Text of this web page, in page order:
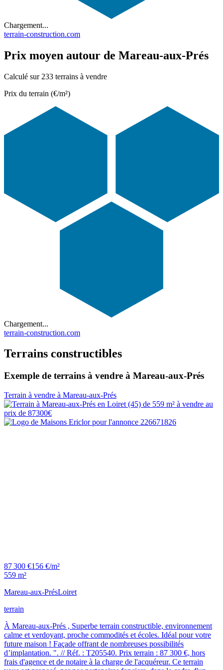
Chargement...
terrain-construction.com
Prix moyen autour de Mareau-aux-Prés
Calculé sur 233 terrains à vendre
Prix du terrain (€/m²)
Chargement...
terrain-construction.com
Terrains constructibles
Exemple de terrains à vendre à Mareau-aux-Prés
Terrain à vendre à Mareau-aux-Prés
87 300 €156 €/m²
559 m²
Mareau-aux-PrésLoiret
terrain
À Mareau-aux-Prés , Superbe terrain constructible, environnement
calme et verdoyant, proche commodités et écoles. Idéal pour votre
future maison ! Façade offrant de nombreuses possibilités
d’implantation. ". // Réf. : T205540. Prix terrain : 87 300 €, hors
frais d'agence et de notaire à la charge de l'acquéreur. Ce terrain